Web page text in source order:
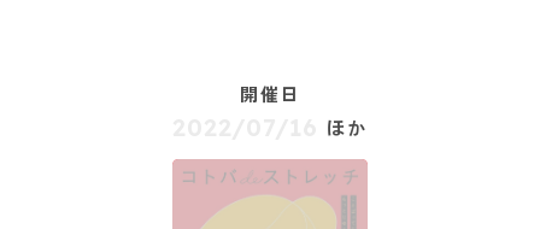
開催日
ほか